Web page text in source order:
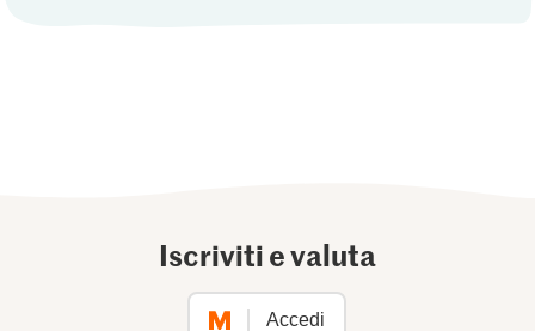
Iscriviti e valuta
Accedi